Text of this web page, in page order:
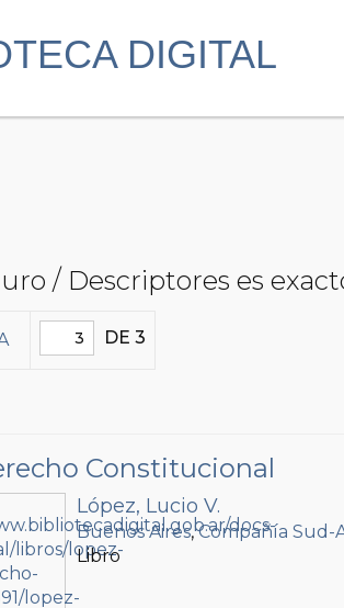
/ Descriptores es
DE 3
Constitucional
López, Lucio V.
Buenos Aires,Compañía Sud-
Libro